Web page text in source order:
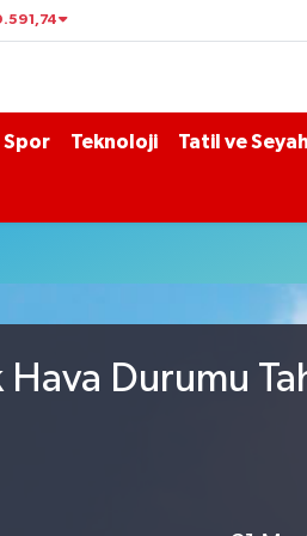
Spor Teknoloji Tatil ve
Hava Durumu